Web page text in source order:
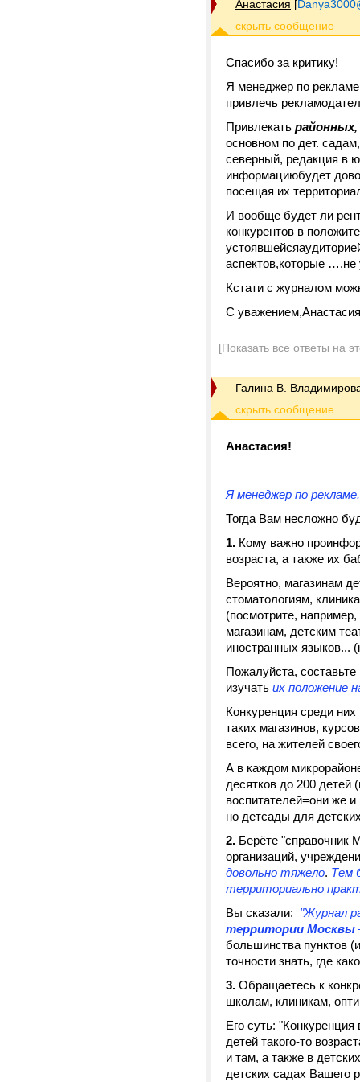
Анастасия [
Спасибо за критику!
Я менеджер по рекламе
привлечь
Привлекать
основном по дет.
северный, редакция в
информациюбудет
посещая их
И вообще будет ли
конкурентов в
аспектов,которые
Кстати с журналом
С уважением,Анастасия
[Показать все ответы на
Галина В.
Анастасия!
Я менеджер по
Тогда Вам несложно
1. Кому важно
возраста, а также их
Вероятно, магазинам
стоматологиям,
(посмотрите, например,
магазинам, детским
иностранных языков...
Пожалуйста,
изучать их положение
Конкуренция среди
таких магазинов,
всего, на жителей
А в каждом
десятков до 200 детей
воспитателей=они же
но детсады для
2. Берёте "справочник
организаций,
довольно тяжело. Тем
территориально
Вы сказали: "Журнал
территории Москвы
большинства пунктов
точности знать, где
3. Обращаетесь к
школам, клиникам,
Его суть:
детей такого-то
и там, а также в
детских садах Вашего